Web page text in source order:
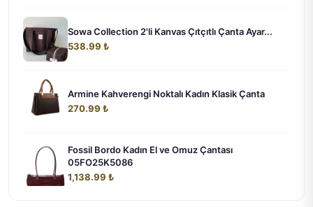
Sowa Collection 2'li Kanvas Çıtçıtlı Çanta Ayar...
538.99 ₺
Armine Kahverengi Noktalı Kadın Klasik Çanta
270.99 ₺
Fossil Bordo Kadın El ve Omuz Çantası
05FO25K5086
1,138.99 ₺